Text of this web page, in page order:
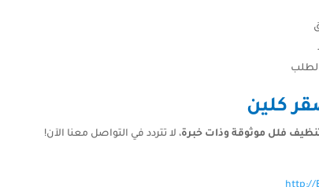
كلين
فلل موثوقة وذات خبرة، لا تتردد في التواصل معنا الآن!